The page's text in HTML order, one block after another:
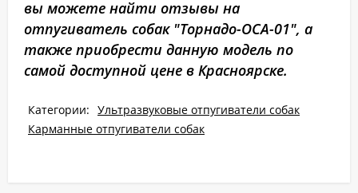
вы можете найти отзывы на
отпугиватель собак "Торнадо-ОСА-01", а
также приобрести данную модель по
самой доступной цене в Красноярске.
Категории: Ультразвуковые отпугиватели собак
Карманные отпугиватели собак